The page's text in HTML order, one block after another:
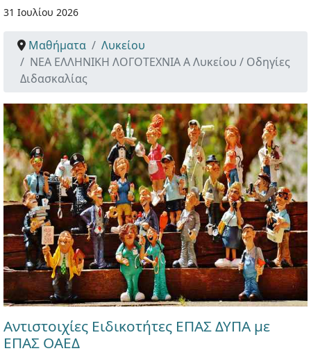
31 Ιουλίου 2026
Μαθήματα
Λυκείου
ΝΕΑ ΕΛΛΗΝΙΚΗ ΛΟΓΟΤΕΧΝΙΑ Α Λυκείου / Οδηγίες
Διδασκαλίας
Αντιστοιχίες Ειδικοτήτες ΕΠΑΣ ΔΥΠΑ με
ΕΠΑΣ ΟΑΕΔ